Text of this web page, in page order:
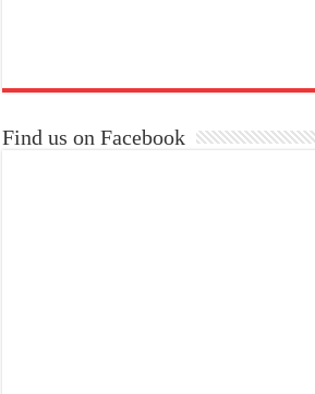
Find us on Facebook